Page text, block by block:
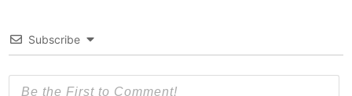
Subscribe